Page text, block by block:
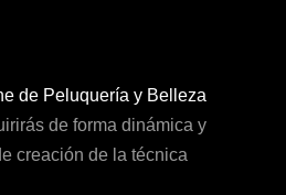
de Peluquería y Belleza
de forma dinámica y
creación de la técnica